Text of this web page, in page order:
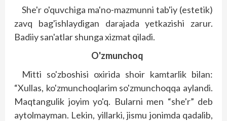
She'r o'quvchiga ma'no-mazmunni tab'iy (estetik)
zavq bag'ishlaydigan darajada yetkazishi zarur.
Badiiy san'atlar shunga xizmat qiladi.
O'zmunchoq
Mitti so'zboshisi oxirida shoir kamtarlik bilan:
“Xullas, ko'zmunchoqlarim so'zmunchoqqa aylandi.
Maqtangulik joyim yo'q. Bularni men “she'r” deb
aytolmayman. Lekin, yillarki, jismu jonimda qadalib,